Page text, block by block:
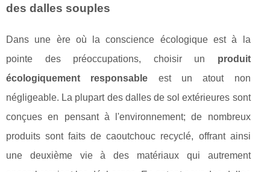
des dalles souples
Dans une ère où la conscience écologique est à la
pointe des préoccupations, choisir un produit
écologiquement responsable est un atout non
négligeable. La plupart des dalles de sol extérieures sont
conçues en pensant à l'environnement; de nombreux
produits sont faits de caoutchouc recyclé, offrant ainsi
une deuxième vie à des matériaux qui autrement